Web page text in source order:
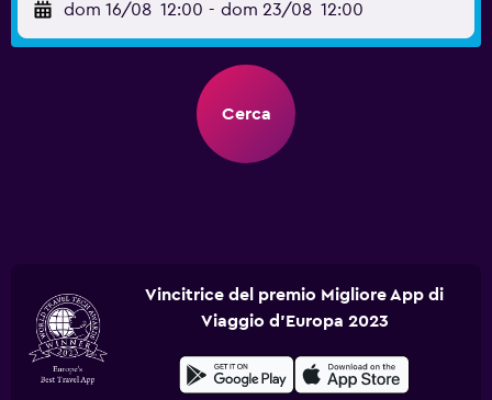
dom 16/08 12:00 - dom 23/08 12:00
Cerca
Vincitrice del premio Migliore App di
Viaggio d'Europa 2023